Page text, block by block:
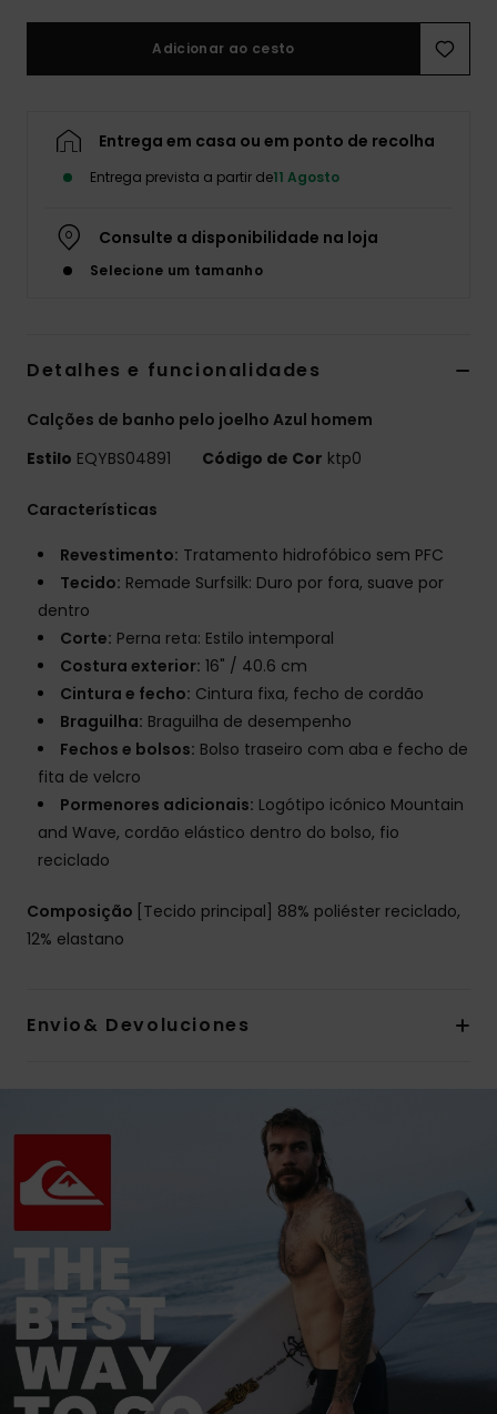
Adicionar ao cesto
Entrega em casa ou em ponto de recolha
Entrega prevista a partir de11 Agosto
Consulte a disponibilidade na loja
Selecione um tamanho
Detalhes e funcionalidades
Calções de banho pelo joelho Azul homem
Estilo EQYBS04891 Código de Cor ktp0
Características
Revestimento: Tratamento hidrofóbico sem PFC
Tecido: Remade Surfsilk: Duro por fora, suave por
dentro
Corte: Perna reta: Estilo intemporal
Costura exterior: 16" / 40.6 cm
Cintura e fecho: Cintura fixa, fecho de cordão
Braguilha: Braguilha de desempenho
Fechos e bolsos: Bolso traseiro com aba e fecho de
fita de velcro
Pormenores adicionais: Logótipo icónico Mountain
and Wave, cordão elástico dentro do bolso, fio
reciclado
Composição [Tecido principal] 88% poliéster reciclado,
12% elastano
Envio& Devoluciones